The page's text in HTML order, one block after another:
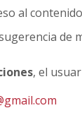
al
de
, el